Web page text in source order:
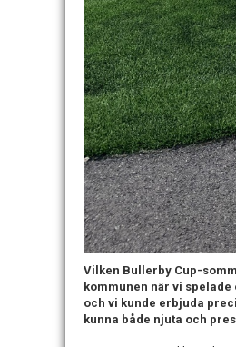
Vilken Bullerby Cup-
kommunen när vi
och vi kunde erbjuda
kunna både njuta och